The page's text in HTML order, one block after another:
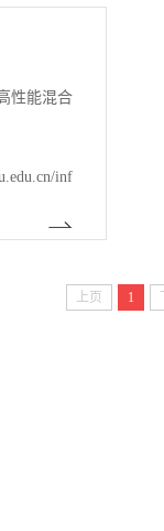
性能混合
inf
上页 1